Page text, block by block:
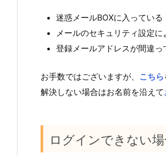
迷惑メールBOXに入っている
メールのセキュリティ設定
登録メールアドレスが間違っ
お手数ではございますが、 こちら
解決しない場合はお名前を沿えて
ログインできない